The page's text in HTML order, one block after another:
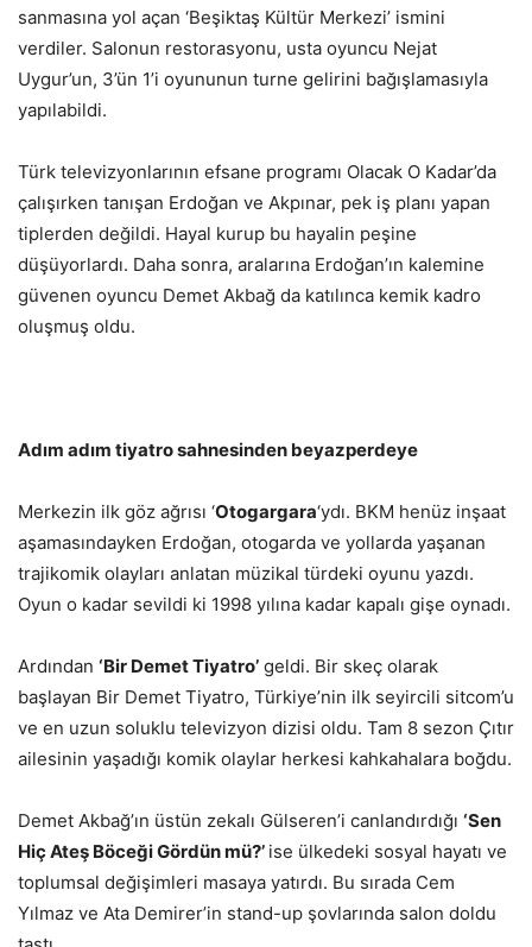
sanmasına yol açan ‘Beşiktaş Kültür Merkezi’ ismini
verdiler. Salonun restorasyonu, usta oyuncu Nejat
Uygur’un, 3’ün 1’i oyununun turne gelirini bağışlamasıyla
yapılabildi.
Türk televizyonlarının efsane programı Olacak O Kadar’da
çalışırken tanışan Erdoğan ve Akpınar, pek iş planı yapan
tiplerden değildi. Hayal kurup bu hayalin peşine
düşüyorlardı. Daha sonra, aralarına Erdoğan’ın kalemine
güvenen oyuncu Demet Akbağ da katılınca kemik kadro
oluşmuş oldu.
Adım adım tiyatro sahnesinden beyazperdeye
Merkezin ilk göz ağrısı ‘Otogargara‘ydı. BKM henüz inşaat
aşamasındayken Erdoğan, otogarda ve yollarda yaşanan
trajikomik olayları anlatan müzikal türdeki oyunu yazdı.
Oyun o kadar sevildi ki 1998 yılına kadar kapalı gişe oynadı.
Ardından ‘Bir Demet Tiyatro’ geldi. Bir skeç olarak
başlayan Bir Demet Tiyatro, Türkiye’nin ilk seyircili sitcom’u
ve en uzun soluklu televizyon dizisi oldu. Tam 8 sezon Çıtır
ailesinin yaşadığı komik olaylar herkesi kahkahalara boğdu.
Demet Akbağ’ın üstün zekalı Gülseren’i canlandırdığı ‘Sen
Hiç Ateş Böceği Gördün mü?’ ise ülkedeki sosyal hayatı ve
toplumsal değişimleri masaya yatırdı. Bu sırada Cem
Yılmaz ve Ata Demirer’in stand-up şovlarında salon doldu